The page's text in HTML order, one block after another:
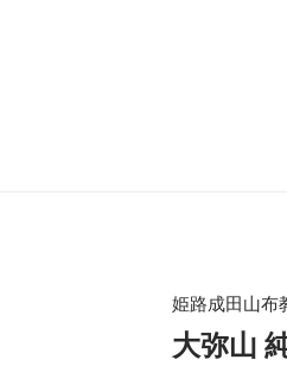
姫路成田山布
大弥山